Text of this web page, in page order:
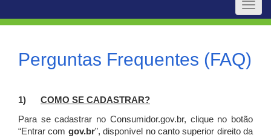
Toggle
Perguntas Frequentes (FAQ)
1) COMO SE CADASTRAR?
Para se cadastrar no Consumidor.gov.br, clique no botão
“Entrar com gov.br”, disponível no canto superior direito da